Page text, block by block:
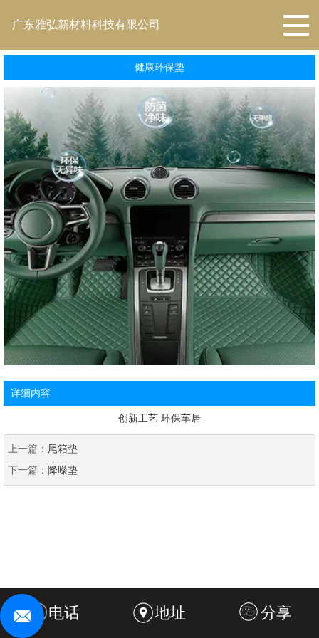
广东雅弘新材料科技有限公司
健康环保垫
详细内容
创新工艺 环保车居
上一篇： 尾箱垫
下一篇： 降噪垫
电话 地址 分享